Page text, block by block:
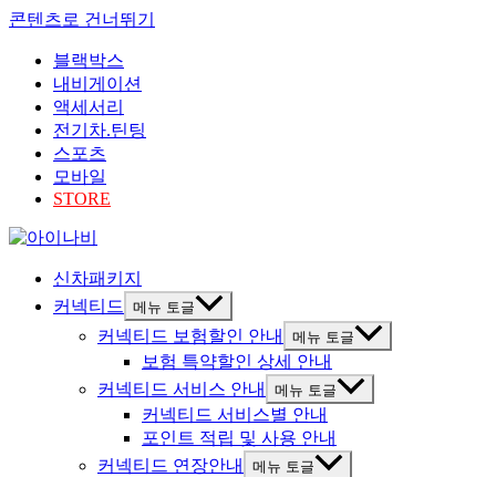
콘텐츠로 건너뛰기
블랙박스
내비게이션
액세서리
전기차.틴팅
스포츠
모바일
STORE
신차패키지
커넥티드
메뉴 토글
커넥티드 보험할인 안내 메뉴 토글
보험 특약할인 상세 안내
커넥티드 서비스 안내
메뉴 토글
커넥티드 서비스별 안내
포인트 적립 및 사용 안내
커넥티드 연장안내
메뉴 토글